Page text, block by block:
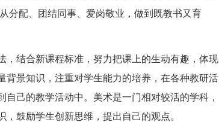
分配、团结同事、爱岗敬业，做到既教书又育
结合新课程标准，努力把课上的生动有趣，体现
背景知识，注重对学生能力的培养，在各种教研活
己的教学活动中。美术是一门相对较活的学科，
鼓励学生创新思维，提出自己的观点。